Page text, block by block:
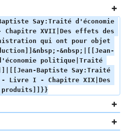
Say:Traité d'économie
XVII|Des effets des
qui ont pour objet
&nbsp;|[[Jean-
politique|Traité
Baptiste Say:Traité
- Livre I - Chapitre XIX|Des
produits]]}}